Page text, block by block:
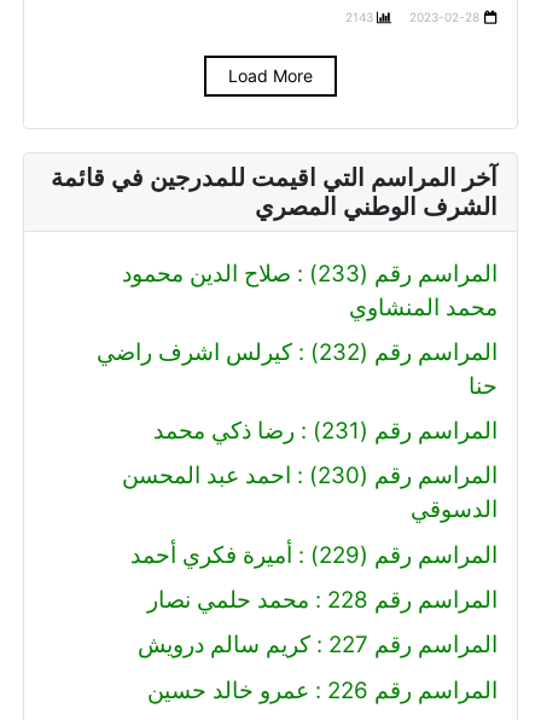
2023-02-28
2143
Load More
آخر المراسم التي اقيمت للمدرجين في قائمة
الشرف الوطني المصري
المراسم رقم (233) : صلاح الدين محمود
محمد المنشاوي
المراسم رقم (232) : كيرلس اشرف راضي
حنا
المراسم رقم (231) : رضا ذكي محمد
المراسم رقم (230) : احمد عبد المحسن
الدسوقي
المراسم رقم (229) : أميرة فكري أحمد
المراسم رقم 228 : محمد حلمي نصار
المراسم رقم 227 : كريم سالم درويش
المراسم رقم 226 : عمرو خالد حسين